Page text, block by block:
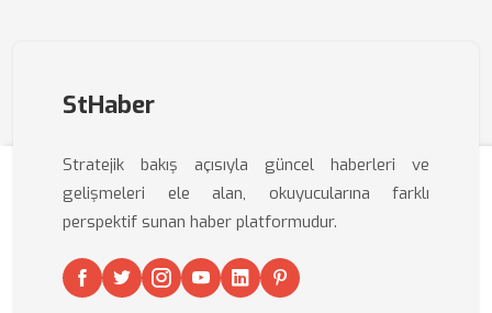
StHaber
Stratejik bakış açısıyla güncel haberleri ve
gelişmeleri ele alan, okuyucularına farklı
perspektif sunan haber platformudur.